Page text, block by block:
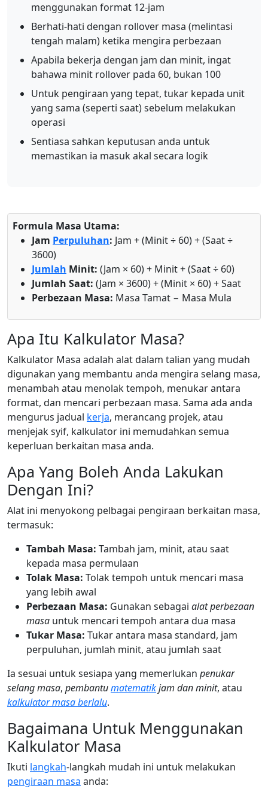
menggunakan format 12-jam
Berhati-hati dengan rollover masa (melintasi
tengah malam) ketika mengira perbezaan
Apabila bekerja dengan jam dan minit, ingat
bahawa minit rollover pada 60, bukan 100
Untuk pengiraan yang tepat, tukar kepada unit
yang sama (seperti saat) sebelum melakukan
operasi
Sentiasa sahkan keputusan anda untuk
memastikan ia masuk akal secara logik
Formula Masa Utama:
Jam Perpuluhan: Jam + (Minit ÷ 60) + (Saat ÷
3600)
Jumlah Minit: (Jam × 60) + Minit + (Saat ÷ 60)
Jumlah Saat: (Jam × 3600) + (Minit × 60) + Saat
Perbezaan Masa: Masa Tamat − Masa Mula
Apa Itu Kalkulator Masa?
Kalkulator Masa adalah alat dalam talian yang mudah
digunakan yang membantu anda mengira selang masa,
menambah atau menolak tempoh, menukar antara
format, dan mencari perbezaan masa. Sama ada anda
mengurus jadual kerja, merancang projek, atau
menjejak syif, kalkulator ini memudahkan semua
keperluan berkaitan masa anda.
Apa Yang Boleh Anda Lakukan
Dengan Ini?
Alat ini menyokong pelbagai pengiraan berkaitan masa,
termasuk:
Tambah Masa: Tambah jam, minit, atau saat
kepada masa permulaan
Tolak Masa: Tolak tempoh untuk mencari masa
yang lebih awal
Perbezaan Masa: Gunakan sebagai alat perbezaan
masa untuk mencari tempoh antara dua masa
Tukar Masa: Tukar antara masa standard, jam
perpuluhan, jumlah minit, atau jumlah saat
Ia sesuai untuk sesiapa yang memerlukan penukar
selang masa, pembantumatematikjam dan minit, atau
kalkulator masa berlalu.
Bagaimana Untuk Menggunakan
Kalkulator Masa
Ikuti langkah-langkah mudah ini untuk melakukan
pengiraan masa anda: